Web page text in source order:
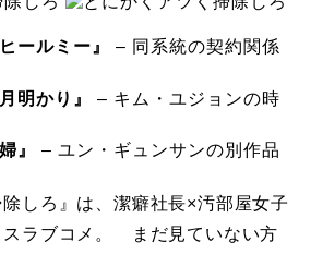
ールミー』
– 同系統の契約関係
明かり』
– キム・ユジョンの時
』
– ユン・ギュンサンの別作品
除しろ』は、潔癖社長×汚部屋女子
スラブコメ。 まだ見ていない方